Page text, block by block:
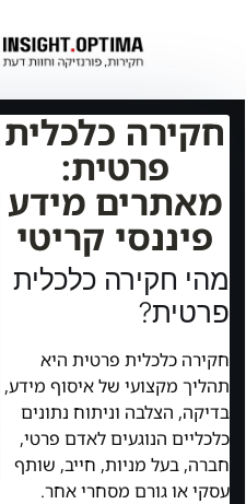
חקירה כלכלית
פרטית:
מאתרים מידע
פיננסי קריטי
מהי חקירה כלכלית
פרטית?
חקירה כלכלית פרטית היא
תהליך מקצועי של איסוף מידע,
בדיקה, הצלבה וניתוח נתונים
כלכליים הנוגעים לאדם פרטי,
חברה, בעל מניות, חייב, שותף
עסקי או גורם מסחרי אחר.